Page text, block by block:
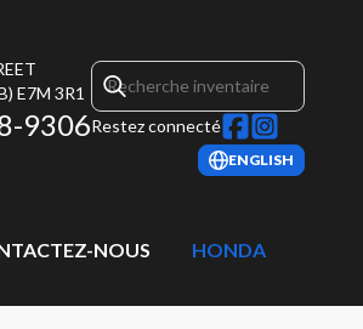
E7M 3R1
9306Restez connecté
ENGLISH
NOUS HONDA